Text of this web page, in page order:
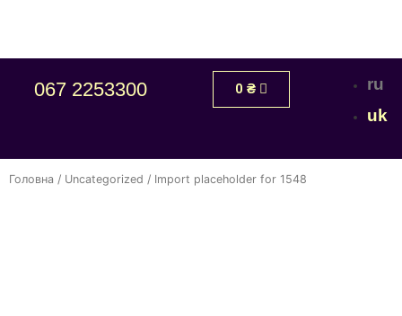
067 2253300 0 ₴
ru
uk
Головна / Uncategorized / Import placeholder for 1548